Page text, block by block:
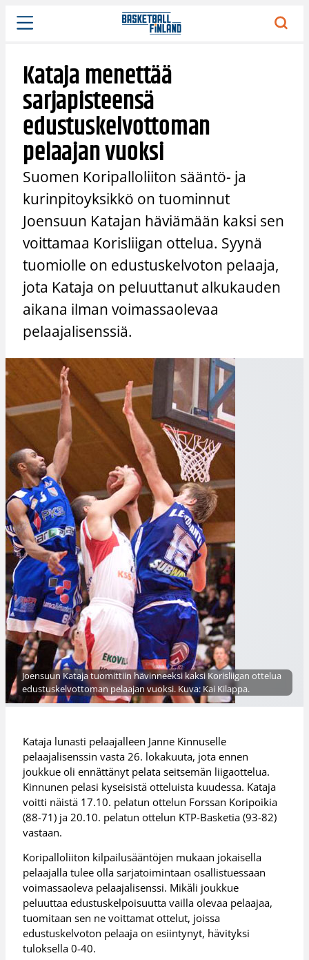
Siirry
sisältöön
Kataja menettää
sarjapisteensä
edustuskelvottoman
pelaajan vuoksi
Suomen Koripalloliiton sääntö- ja
kurinpitoyksikkö on tuominnut
Joensuun Katajan häviämään kaksi sen
voittamaa Korisliigan ottelua. Syynä
tuomiolle on edustuskelvoton pelaaja,
jota Kataja on peluuttanut alkukauden
aikana ilman voimassaolevaa
pelaajalisenssiä.
Joensuun Kataja tuomittiin hävinneeksi kaksi Korisliigan ottelua
edustuskelvottoman pelaajan vuoksi. Kuva: Kai Kilappa.
Kataja lunasti pelaajalleen Janne Kinnuselle
pelaajalisenssin vasta 26. lokakuuta, jota ennen
joukkue oli ennättänyt pelata seitsemän liigaottelua.
Kinnunen pelasi kyseisistä otteluista kuudessa. Kataja
voitti näistä 17.10. pelatun ottelun Forssan Koripoikia
(88-71) ja 20.10. pelatun ottelun KTP-Basketia (93-82)
vastaan.
Koripalloliiton kilpailusääntöjen mukaan jokaisella
pelaajalla tulee olla sarjatoimintaan osallistuessaan
voimassaoleva pelaajalisenssi. Mikäli joukkue
peluuttaa edustuskelpoisuutta vailla olevaa pelaajaa,
tuomitaan sen ne voittamat ottelut, joissa
edustuskelvoton pelaaja on esiintynyt, hävityksi
tuloksella 0-40.